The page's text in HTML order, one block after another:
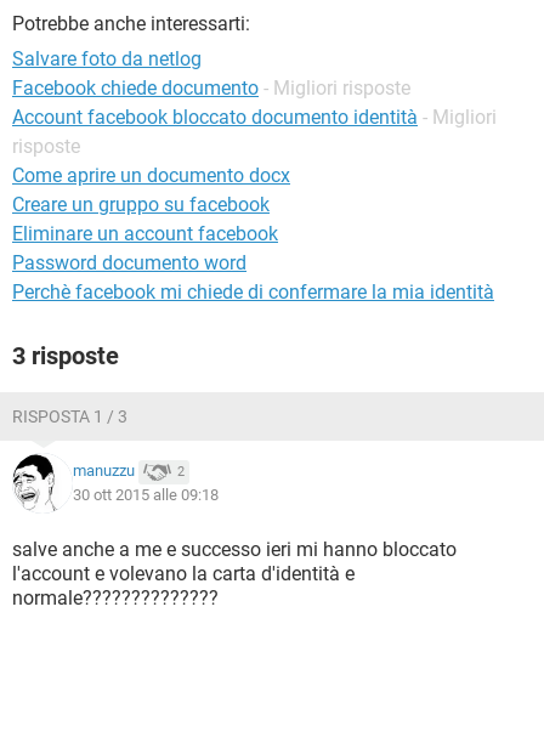
era per attività illecita..ma figuratevi non faccio nulla di che
infatti mi feci una risata.che devo fare sto davvero iniziando
a innervosirmi piu che altro perche se fb mi blocca l accesso
non è neanche giusto che rimanga in rete il mio account con
tutte le mie cose visibili.datemi una risposta davvero.
Potrebbe anche interessarti:
Salvare foto da netlog
Facebook chiede documento - Migliori risposte
Account facebook bloccato documento identità - Migliori
risposte
Come aprire un documento docx
Creare un gruppo su facebook
Eliminare un account facebook
Password documento word
Perchè facebook mi chiede di confermare la mia identità
3 risposte
RISPOSTA 1 / 3
manuzzu 2
30 ott 2015 alle 09:18
salve anche a me e successo ieri mi hanno bloccato
l'account e volevano la carta d'identità e
normale??????????????